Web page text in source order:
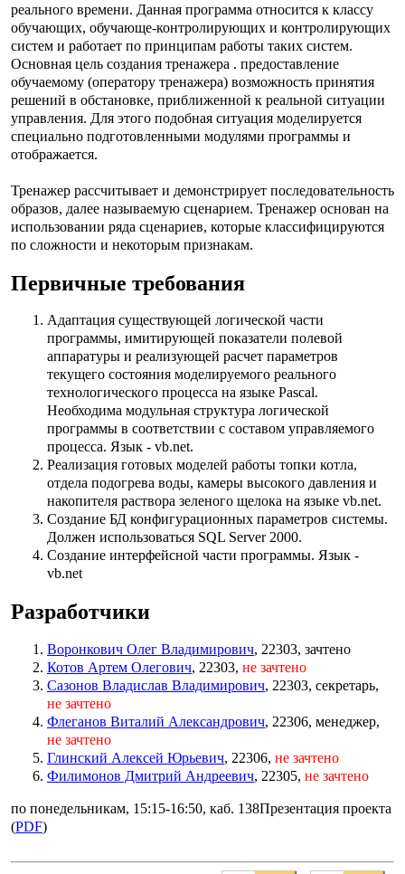
реального времени. Данная программа относится к классу
обучающих, обучающе-контролирующих и контролирующих
систем и работает по принципам работы таких систем.
Основная цель создания тренажера . предоставление
обучаемому (оператору тренажера) возможность принятия
решений в обстановке, приближенной к реальной ситуации
управления. Для этого подобная ситуация моделируется
специально подготовленными модулями программы и
отображается.
Тренажер рассчитывает и демонстрирует последовательность
образов, далее называемую сценарием. Тренажер основан на
использовании ряда сценариев, которые классифицируются
по сложности и некоторым признакам.
Первичные требования
Адаптация существующей логической части
программы, имитирующей показатели полевой
аппаратуры и реализующей расчет параметров
текущего состояния моделируемого реального
технологического процесса на языке Pascal.
Необходима модульная структура логической
программы в соответствии с составом управляемого
процесса. Язык - vb.net.
Реализация готовых моделей работы топки котла,
отдела подогрева воды, камеры высокого давления и
накопителя раствора зеленого щелока на языке vb.net.
Создание БД конфигурационных параметров системы.
Должен использоваться SQL Server 2000.
Создание интерфейсной части программы. Язык -
vb.net
Разработчики
Воронкович Олег Владимирович, 22303, зачтено
Котов Артем Олегович, 22303, не зачтено
Сазонов Владислав Владимирович, 22303, секретарь,
не зачтено
Флеганов Виталий Александрович, 22306, менеджер,
не зачтено
Глинский Алексей Юрьевич, 22306, не зачтено
Филимонов Дмитрий Андреевич, 22305, не зачтено
по понедельникам, 15:15-16:50, каб. 138Презентация проекта
(PDF)